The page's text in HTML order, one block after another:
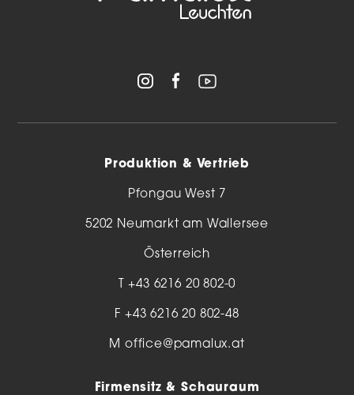
Produktion & Vertrieb
Pfongau West 7
5202 Neumarkt am Wallersee
Österreich
T+43 6216 20 802-0
F +43 6216 20 802-48
M office@pamalux.at
Firmensitz & Schauraum